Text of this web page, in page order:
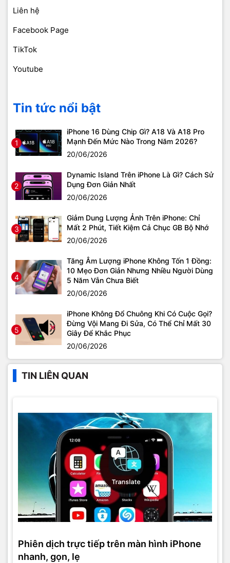
Liên hệ
Facebook Page
TikTok
Youtube
Tin tức nổi bật
1
iPhone 16 Dùng Chip Gì? A18 Và A18 Pro
Mạnh Đến Mức Nào Trong Năm 2026?
20/06/2026
2
Dynamic Island Trên iPhone Là Gì? Cách Sử
Dụng Đơn Giản Nhất
20/06/2026
3
Giảm Dung Lượng Ảnh Trên iPhone: Chỉ
Mất 2 Phút, Tiết Kiệm Cả Chục GB Bộ Nhớ
20/06/2026
4
Tăng Âm Lượng iPhone Không Tốn 1 Đồng:
10 Mẹo Đơn Giản Nhưng Nhiều Người Dùng
5 Năm Vẫn Chưa Biết
20/06/2026
5
iPhone Không Đổ Chuông Khi Có Cuộc Gọi?
Đừng Vội Mang Đi Sửa, Có Thể Chỉ Mất 30
Giây Để Khắc Phục
20/06/2026
TIN LIÊN QUAN
Phiên dịch trực tiếp trên màn hình iPhone
nhanh, gọn, lẹ